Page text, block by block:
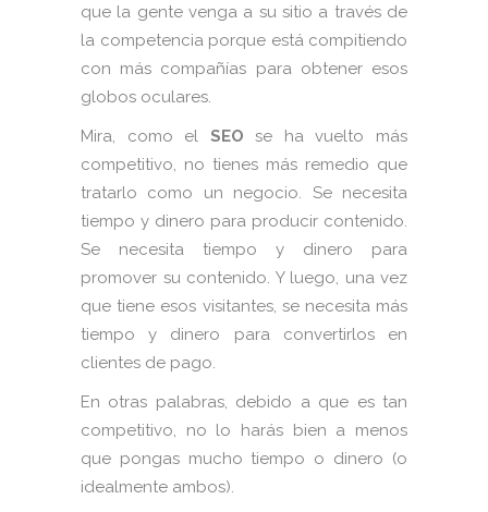
que la gente venga a su sitio a través de
la competencia porque está compitiendo
con más compañías para obtener esos
globos oculares.
Mira, como el SEO se ha vuelto más
competitivo, no tienes más remedio que
tratarlo como un negocio. Se necesita
tiempo y dinero para producir contenido.
Se necesita tiempo y dinero para
promover su contenido. Y luego, una vez
que tiene esos visitantes, se necesita más
tiempo y dinero para convertirlos en
clientes de pago.
En otras palabras, debido a que es tan
competitivo, no lo harás bien a menos
que pongas mucho tiempo o dinero (o
idealmente ambos).